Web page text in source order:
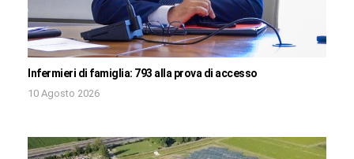
Infermieri di famiglia: 793 alla prova di accesso
10 Agosto 2026